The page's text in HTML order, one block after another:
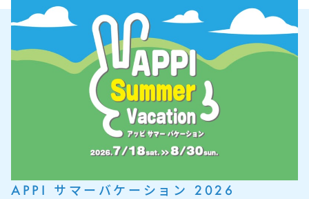
APPI サマーバケーション 2026